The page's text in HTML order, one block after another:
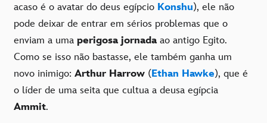
acaso é o avatar do deus egípcio Konshu), ele não
pode deixar de entrar em sérios problemas que o
enviam a uma perigosa jornada ao antigo Egito.
Como se isso não bastasse, ele também ganha um
novo inimigo: Arthur Harrow (Ethan Hawke), que é
o líder de uma seita que cultua a deusa egípcia
Ammit.